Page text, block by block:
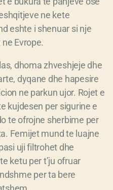
ne kete
eshte i shenuar si nje
Evrope.
dhoma zhveshjeje dhe
dyqane dhe hapesire
ne parkun ujor. Rojet e
kujdesen per sigurine e
te ofrojne sherbime per
Femijet mund te luajne
uji filtrohet dhe
ketu per t’ju ofruar
per ta bere